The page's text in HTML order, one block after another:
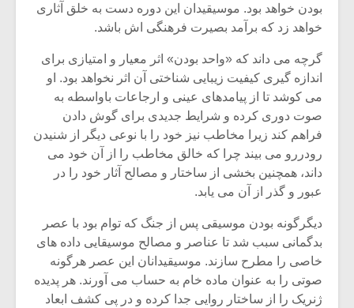
بودن خواهد بود. موسیقیدان این دوره دست به خلق آثاری
خواهد زد که برآمد بصیرت فرهنگی اش باشد.
گرچه می داند که «واحد بودن» اثر معیار و امتیازی برای
اندازه گیری کیفیت زیبایی شناختی آن اثر نخواهد بود. او
می کوشد تا از پیامدهای عینی و ارجاعات باواسطه به
صوت دوری کرده و شرایط جدیدی برای گوش دادن
فراهم کند زیرا مخاطب نیز خود را با نوعی دیگر از شنیدن
رودررو می بیند چرا که خالق مخاطب را از آن خود می
داند، همچنین بخشی از ساختار و مصالح آثار خود را در
عبور و گذر از آن می یابد.
دیگرگونه بودن موسیقی پس از جنگ که توام بود با عصر
بدگمانی سبب شد تا عناصر و مصالح موسیقایی داده های
خاصی را مطرح سازند. موسیقیدانان این عصر هرگونه
صوتی را به عنوان ماده خام به حساب می آورند. هر پدیده
ژنریک را از ساختار روایی جدا کرده و در پی کشف ابعاد